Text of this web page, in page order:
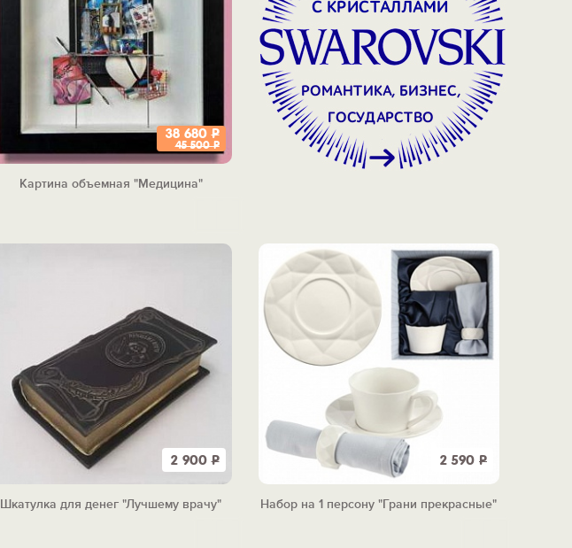
38 680Р
45 500Р
Картина объемная "Медицина"
2 900Р
Шкатулка для денег "Лучшему врачу"
2 590 Р
Набор на 1 персону "Грани прекрасные"